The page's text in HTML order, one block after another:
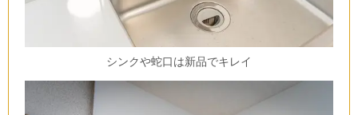
シンクや蛇口は新品でキレイ